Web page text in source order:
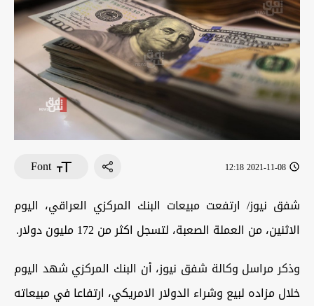
2021-11-08 12:18
Font
شفق نيوز/ ارتفعت مبيعات البنك المركزي العراقي، اليوم
الاثنين، من العملة الصعبة، لتسجل اكثر من 172 مليون دولار.
وذكر مراسل وكالة شفق نيوز، أن البنك المركزي شهد اليوم
خلال مزاده لبيع وشراء الدولار الامريكي، ارتفاعا في مبيعاته